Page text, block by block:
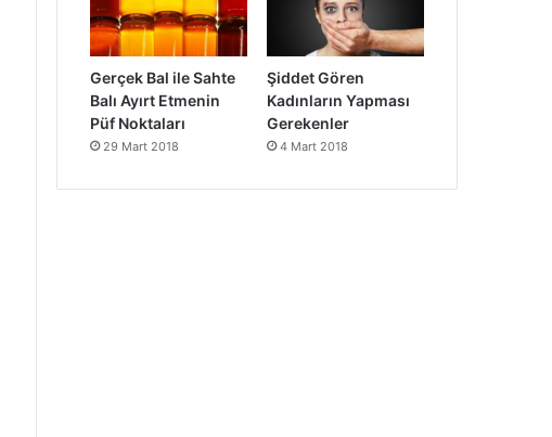
Gerçek Bal ile Sahte
Balı Ayırt Etmenin
Püf Noktaları
29 Mart 2018
Şiddet Gören
Kadınların Yapması
Gerekenler
4 Mart 2018